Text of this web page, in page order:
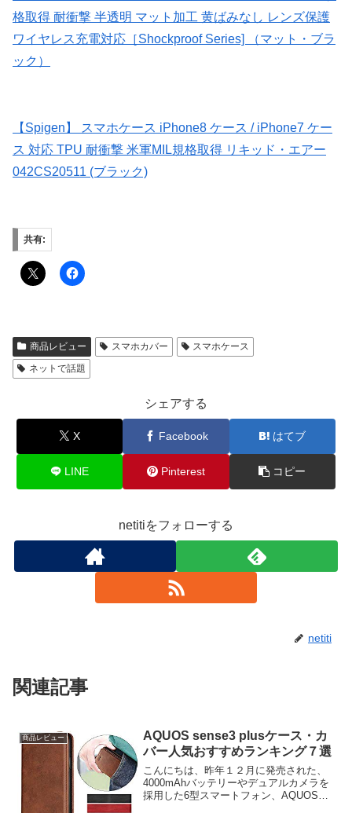
格取得 耐衝撃 半透明 マット加工 黄ばみなし レンズ保護
ワイヤレス充電対応［Shockproof Series] （マット・ブラ
ック）
【Spigen】 スマホケース iPhone8 ケース / iPhone7 ケー
ス 対応 TPU 耐衝撃 米軍MIL規格取得 リキッド・エアー
042CS20511 (ブラック)
共有:
商品レビュー スマホカバー
スマホケース
ネットで話題
シェアする
X Facebook はてブ
LINE Pinterest コピー
netitiをフォローする
netiti
関連記事
商品レビュー
AQUOS sense3 plusケース・カ
バー人気おすすめランキング７選
こんにちは、昨年１２月に発売された、
4000mAhバッテリーやデュアルカメラを
採用した6型スマートフォン、AQUOS